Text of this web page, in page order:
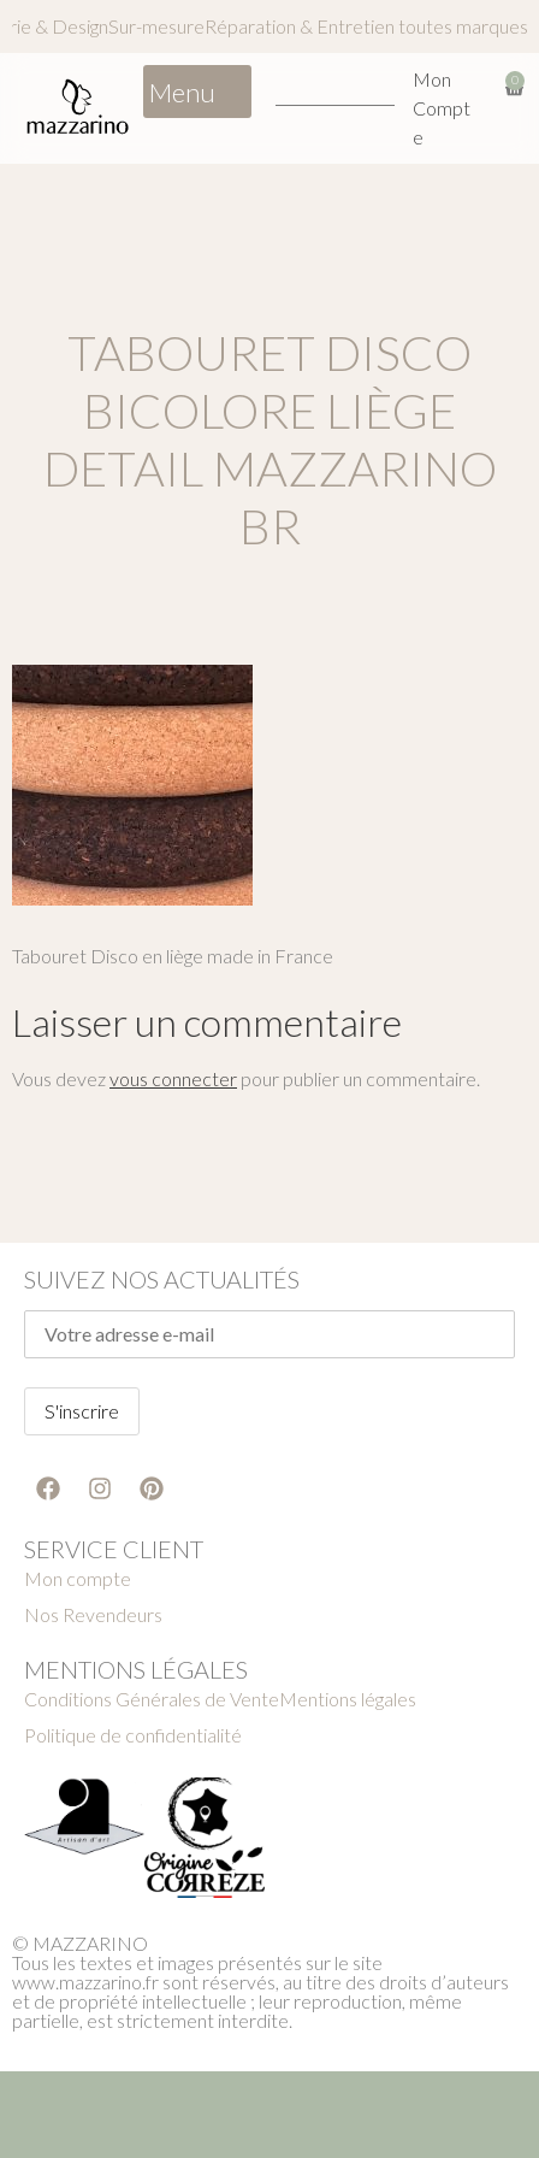
& DesignSur-mesureRéparation & Entretien toutes
Mon
Compt
e
0
TABOURET DISCO
BICOLORE LIÈGE
DETAIL MAZZARINO
BR
Tabouret Disco en liège made in France
Laisser un commentaire
Vous devezvous connecter pour publier un commentaire.
SUIVEZ NOS ACTUALITÉS
SERVICE CLIENT
Mon compte
Nos Revendeurs
MENTIONS LÉGALES
Conditions Générales de VenteMentions légales
Politique de confidentialité
© MAZZARINO
Tous les textes et images présentés sur le site
www.mazzarino.fr sont réservés, au titre des droits d’auteurs
et de propriété intellectuelle ; leur reproduction, même
partielle, est strictement interdite.